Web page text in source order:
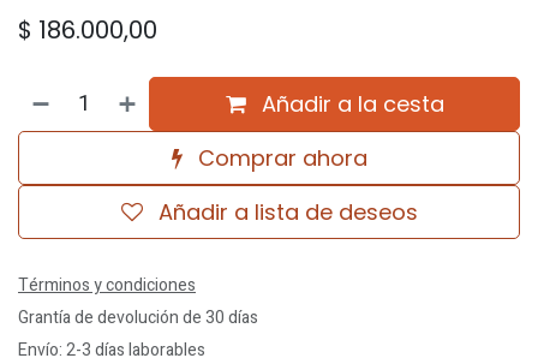
$ 186.000,00
Añadir a la cesta
Comprar ahora
Añadir a lista de deseos
Términos y condiciones
Grantía de devolución de 30 días
Envío: 2-3 días laborables